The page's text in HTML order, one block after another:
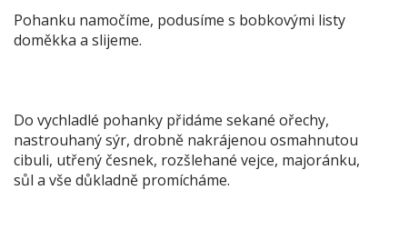
Pohanku namočíme, podusíme s bobkovými listy
doměkka a slijeme.
Do vychladlé pohanky přidáme sekané ořechy,
nastrouhaný sýr, drobně nakrájenou osmahnutou
cibuli, utřený česnek, rozšlehané vejce, majoránku,
sůl a vše důkladně promícháme.